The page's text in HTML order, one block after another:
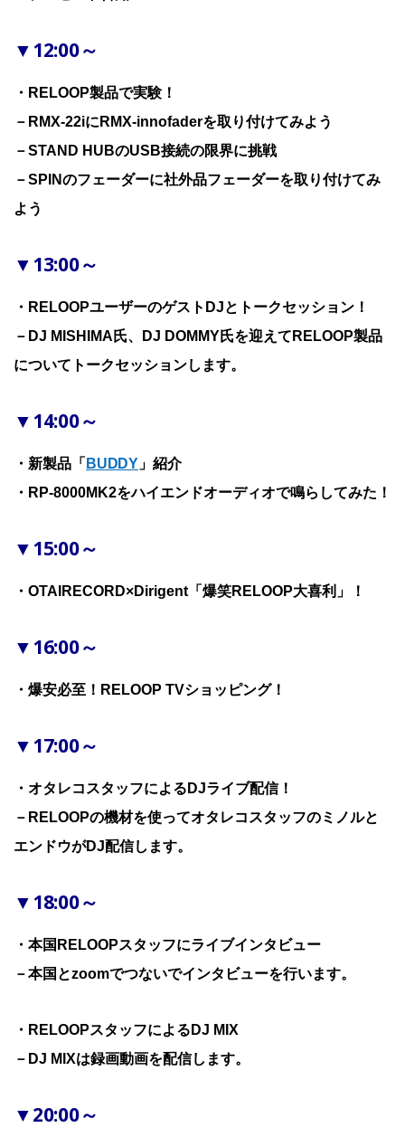
▼12:00～
・RELOOP製品で実験！
－RMX-22iにRMX-innofaderを取り付けてみよう
－STAND HUBのUSB接続の限界に挑戦
－SPINのフェーダーに社外品フェーダーを取り付けてみ
よう
▼13:00～
・RELOOPユーザーのゲストDJとトークセッション！
－DJ MISHIMA氏、DJ DOMMY氏を迎えてRELOOP製品
についてトークセッションします。
▼14:00～
・新製品「 BUDDY 」紹介
・RP-8000MK2をハイエンドオーディオで鳴らしてみた！
▼15:00～
・OTAIRECORD×Dirigent「爆笑RELOOP大喜利」！
▼16:00～
・爆安必至！RELOOP TVショッピング！
▼17:00～
・オタレコスタッフによるDJライブ配信！
－RELOOPの機材を使ってオタレコスタッフのミノルと
エンドウがDJ配信します。
▼18:00～
・本国RELOOPスタッフにライブインタビュー
－本国とzoomでつないでインタビューを行います。
・RELOOPスタッフによるDJ MIX
－DJ MIXは録画動画を配信します。
▼20:00～